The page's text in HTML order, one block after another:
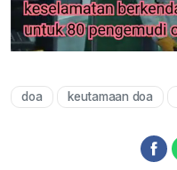
doa keutamaan doa